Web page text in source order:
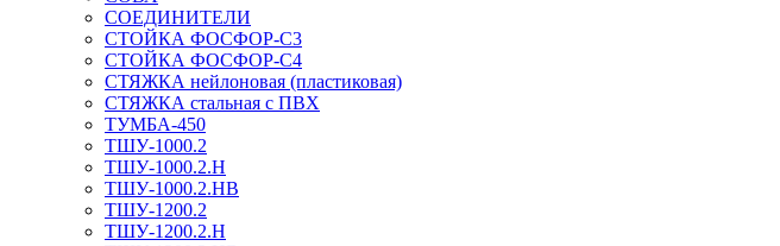
СОЕДИНИТЕЛИ
СТОЙКА ФОСФОР-С3
СТОЙКА ФОСФОР-С4
СТЯЖКА нейлоновая (пластиковая)
СТЯЖКА стальная с ПВХ
ТУМБА-450
ТШУ-1000.2
ТШУ-1000.2.Н
ТШУ-1000.2.НВ
ТШУ-1200.2
ТШУ-1200.2.Н